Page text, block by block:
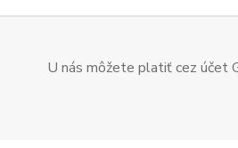
U nás môžete platiť cez účet